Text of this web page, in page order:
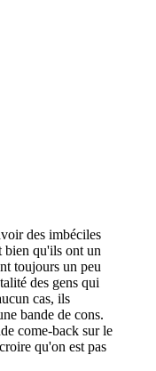
des imbéciles
bien qu'ils ont un
toujours un peu
des gens qui
cas, ils
bande de cons.
come-back sur le
qu'on est pas